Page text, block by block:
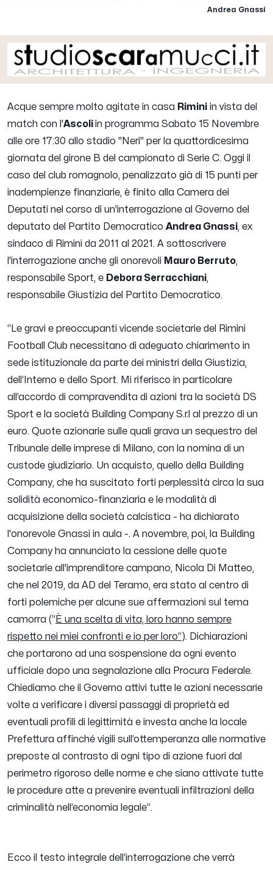
Andrea Gnassi
Acque sempre molto agitate in casa Rimini in vista del
match con l'Ascoliin programma Sabato 15 Novembre
alle ore 17:30 allo stadio "Neri" per la quattordicesima
giornata del girone B del campionato di Serie C. Oggi il
caso del club romagnolo, penalizzato già di 15 punti per
inadempienze finanziarie, è finito alla Camera dei
Deputati nel corso di un'interrogazione al Governo del
deputato del Partito Democratico Andrea Gnassi, ex
sindaco di Rimini da 2011 al 2021. A sottoscrivere
l'interrogazione anche gli onorevoli Mauro Berruto,
responsabile Sport, e Debora Serracchiani,
responsabile Giustizia del Partito Democratico.
“ Le gravi e preoccupanti vicende societarie del Rimini
Football Club necessitano di adeguato chiarimento in
sede istituzionale da parte dei ministri della Giustizia,
dell’Interno e dello Sport. Mi riferisco in particolare
all’accordo di compravendita di azioni tra la società DS
Sport e la società Building Company S.r.l al prezzo di un
euro. Quote azionarie sulle quali grava un sequestro del
Tribunale delle imprese di Milano, con la nomina di un
custode giudiziario. Un acquisto, quello della Building
Company, che ha suscitato forti perplessità circa la sua
solidità economico-finanziaria e le modalità di
acquisizione della società calcistica - ha dichiarato
l'onorevole Gnassi in aula -. A novembre, poi, la Building
Company ha annunciato la cessione delle quote
societarie all'imprenditore campano, Nicola Di Matteo,
che nel 2019, da AD del Teramo, era stato al centro di
forti polemiche per alcune sue affermazioni sul tema
camorra (“ È una scelta di vita, loro hanno sempre
rispetto nei miei confronti e io per loro“). Dichiarazioni
che portarono ad una sospensione da ogni evento
ufficiale dopo una segnalazione alla Procura Federale.
Chiediamo che il Governo attivi tutte le azioni necessarie
volte a verificare i diversi passaggi di proprietà ed
eventuali profili di legittimità e investa anche la locale
Prefettura affinché vigili sull’ottemperanza alle normative
preposte al contrasto di ogni tipo di azione fuori dal
perimetro rigoroso delle norme e che siano attivate tutte
le procedure atte a prevenire eventuali infiltrazioni della
criminalità nell’economia legal e”.
Ecco il testo integrale dell’interrogazione che verrà